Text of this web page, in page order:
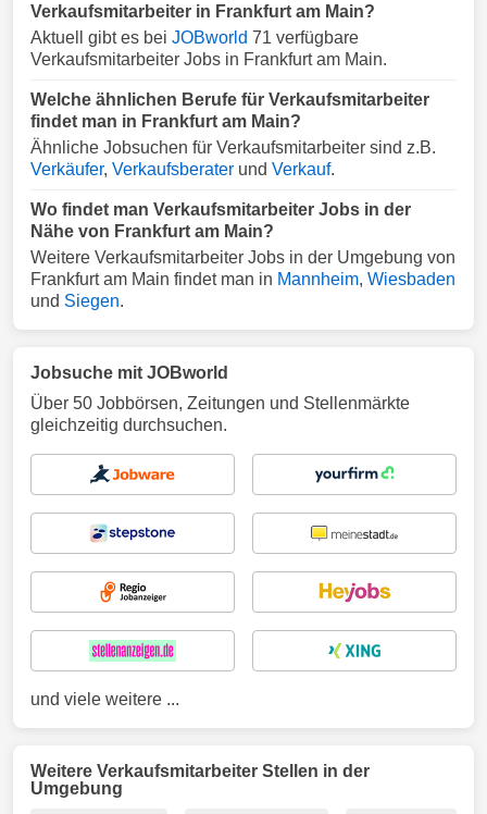
Verkaufsmitarbeiter in Frankfurt am Main?
Aktuell gibt es bei JOBworld 71 verfügbare
Verkaufsmitarbeiter Jobs in Frankfurt am Main.
Welche ähnlichen Berufe für Verkaufsmitarbeiter
findet man in Frankfurt am Main?
Ähnliche Jobsuchen für Verkaufsmitarbeiter sind z.B.
Verkäufer, Verkaufsberater und Verkauf.
Wo findet man Verkaufsmitarbeiter Jobs in der
Nähe von Frankfurt am Main?
Weitere Verkaufsmitarbeiter Jobs in der Umgebung von
Frankfurt am Main findet man in Mannheim, Wiesbaden
und Siegen.
Jobsuche mit JOBworld
Über 50 Jobbörsen, Zeitungen und Stellenmärkte
gleichzeitig durchsuchen.
und viele weitere ...
Weitere Verkaufsmitarbeiter Stellen in der
Umgebung